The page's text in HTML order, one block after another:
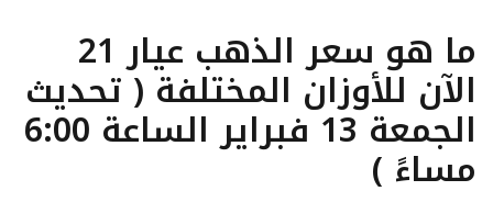
ما هو سعر الذهب عيار 21
الآن للأوزان المختلفة ( تحديث
الجمعة 13 فبراير الساعة 6:00
مساءً )